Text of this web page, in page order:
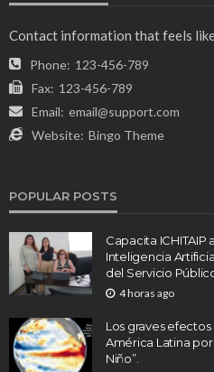
Contact information that feels
Phone: 123-456-789
Fax: 123-456-789
Email: email@support.com
Website: Bingo Theme
POPULAR POSTS
Capacita ICHITAIP
Inteligencia
del Servicio
4 horas ago
Los graves
América Latina
Niño”.